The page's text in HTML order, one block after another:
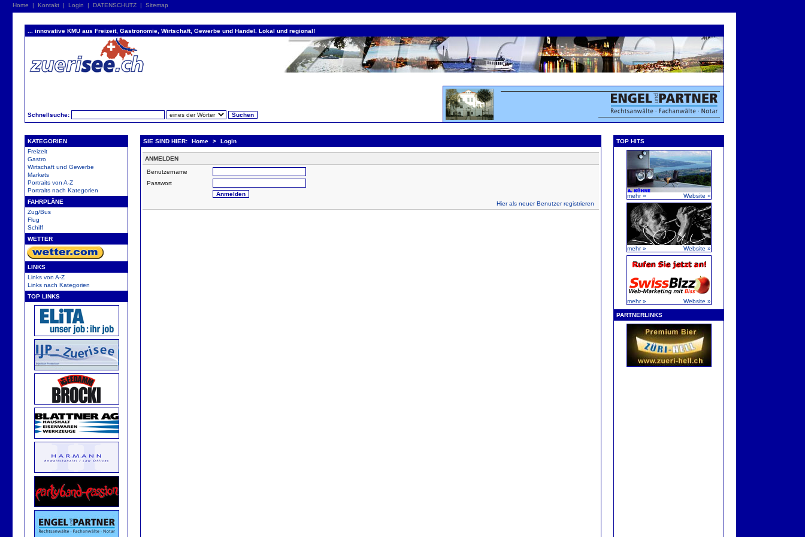
Home | Kontakt | Login | DATENSCHUTZ | Sitemap
... innovative KMU aus Freizeit, Gastronomie, Wirtschaft, Gewerbe und Handel. Lokal und regional!
Schnellsuche:
KATEGORIEN
Freizeit
Gastro
Wirtschaft und Gewerbe
Markets
Portraits von A-Z
Portraits nach Kategorien
FAHRPLÄNE
Zug/Bus
Flug
Schiff
WETTER
LINKS
Links von A-Z
Links nach Kategorien
TOP LINKS
SIE SIND HIER: Home > Login
ANMELDEN
Benutzername
Passwort
Hier als neuer Benutzer registrieren
TOP HITS
mehr » Website »
mehr » Website »
mehr » Website »
PARTNERLINKS